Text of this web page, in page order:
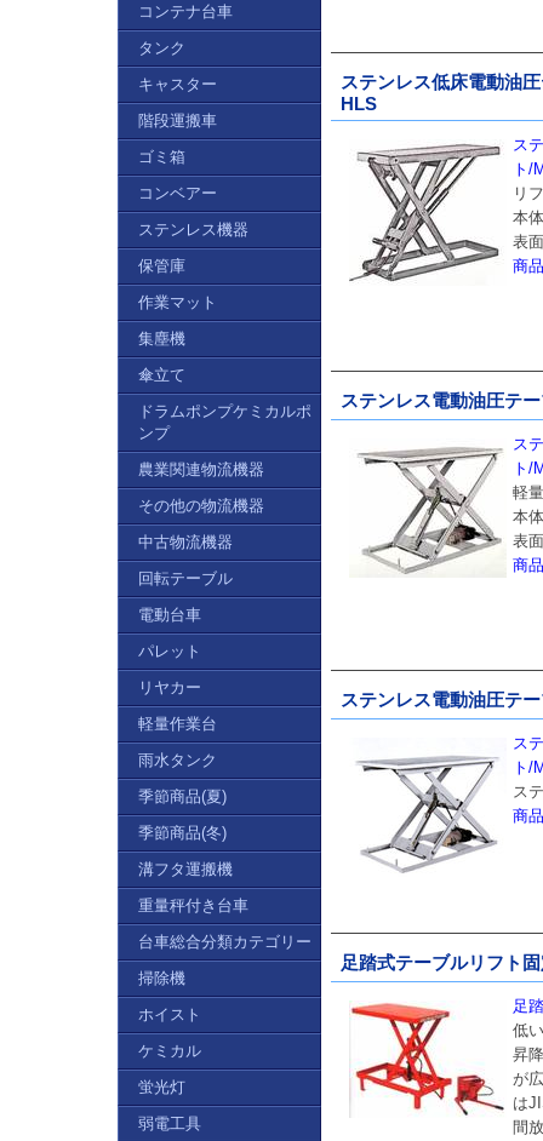
ステンレス低床電動油
HLS
ス
ト/
リ
本
表
商
ステンレス電動油圧テ
ス
ト/
軽
本
表
商
ステンレス電動油圧テ
ス
ト/
ス
商
足踏式テーブルリフト
足
低
昇
が
は
間
コンテナ台車
タンク
キャスター
階段運搬車
ゴミ箱
コンベアー
ステンレス機器
保管庫
作業マット
集塵機
傘立て
ドラムポンプケミカルポ
ンプ
農業関連物流機器
その他の物流機器
中古物流機器
回転テーブル
電動台車
パレット
リヤカー
軽量作業台
雨水タンク
季節商品(夏)
季節商品(冬)
溝フタ運搬機
重量秤付き台車
台車総合分類カテゴリー
掃除機
ホイスト
ケミカル
蛍光灯
弱電工具